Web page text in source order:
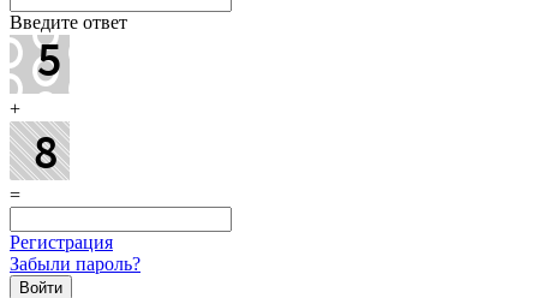
Введите ответ
+
=
Регистрация
Забыли пароль?